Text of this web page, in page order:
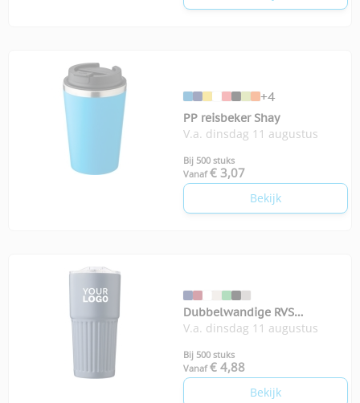
+4
PP reisbeker Shay
V.a. dinsdag 11 augustus
Bij 500 stuks
Vanaf € 3,07
Bekijk
Dubbelwandige RVS
drinkbeker 500 ml Kael
V.a. dinsdag 11 augustus
Bij 500 stuks
Vanaf € 4,88
Bekijk